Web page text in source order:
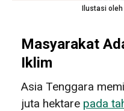
Ilustasi oleh
Masyarakat
Iklim
Asia Tenggara
juta hektare pada